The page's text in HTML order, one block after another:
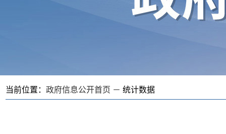
当前位置： 政府信息公开首页 － 统计数据